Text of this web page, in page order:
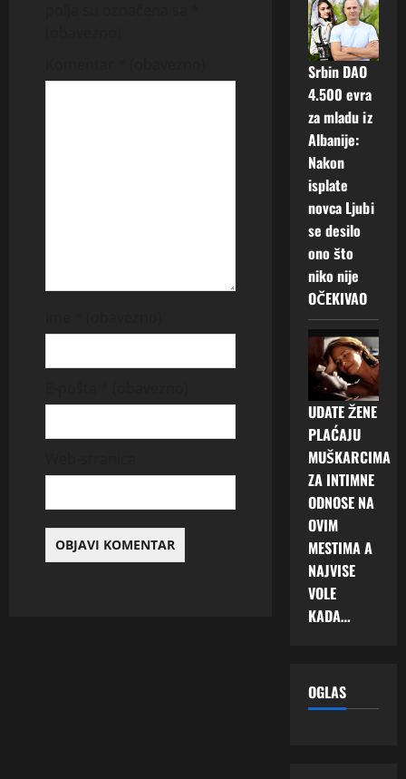
a
Srbin DAO
4.500 evra
za mladu iz
Albanije:
Nakon
isplate
novca Ljubi
se desilo
ono što
niko nije
OČEKIVAO
UDATE ŽENE
PLAĆAJU
MUŠKARCIMA
ZA INTIMNE
ODNOSE NA
OVIM
MESTIMA A
NAJVISE
VOLE
KADA…
OGLAS